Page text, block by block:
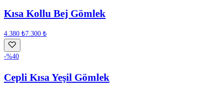
Kısa Kollu Bej Gömlek
4.380 ₺7.300 ₺
-%40
Cepli Kısa Yeşil Gömlek